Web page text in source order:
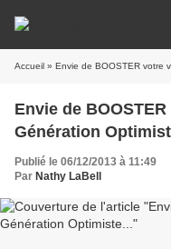
Accueil » Envie de BOOSTER votre
Envie de
Génération
Publié le 06/12/2013 à 11:49
Par Nathy LaBell